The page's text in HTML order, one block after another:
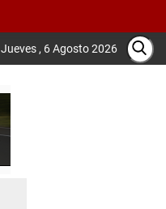
Jueves , 6 Agosto 2026